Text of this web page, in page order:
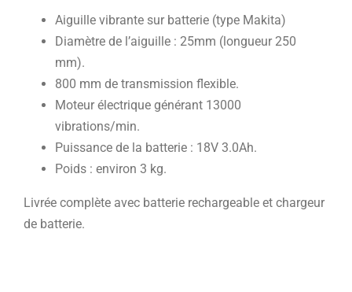
Aiguille vibrante sur batterie (type Makita)
Diamètre de l’aiguille : 25mm (longueur 250
mm).
800 mm de transmission flexible.
Moteur électrique générant 13000
vibrations/min.
Puissance de la batterie : 18V 3.0Ah.
Poids : environ 3 kg.
Livrée complète avec batterie rechargeable et chargeur
de batterie.